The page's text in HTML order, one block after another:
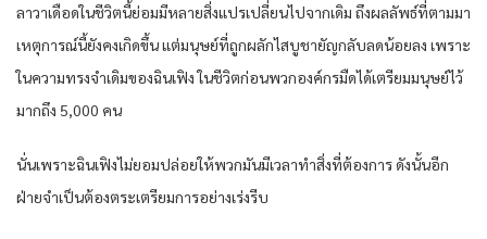
ลาวาเดือดในชีวิตนี้ย่อมมีหลายสิ่งแปรเปลี่ยนไปจากเดิม ถึงผลลัพธ์ที่ตามมา
เหตุการณ์นี้ยังคงเกิดขึ้น แต่มนุษย์ที่ถูกผลักไสบูชายัญกลับลดน้อยลง เพราะ
ในความทรงจำเดิมของฉินเฟิง ในชีวิตก่อนพวกองค์กรมืดได้เตรียมมนุษย์ไว้
มากถึง 5,000 คน
นั่นเพราะฉินเฟิงไม่ยอมปล่อยให้พวกมันมีเวลาทำสิ่งที่ต้องการ ดังนั้นอีก
ฝ่ายจำเป็นต้องตระเตรียมการอย่างเร่งรีบ